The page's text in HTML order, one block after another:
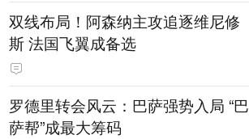
双线布局！阿森纳主攻追逐维尼修
斯 法国飞翼成备选
罗德里转会风云：巴萨强势入局 “巴
萨帮”成最大筹码